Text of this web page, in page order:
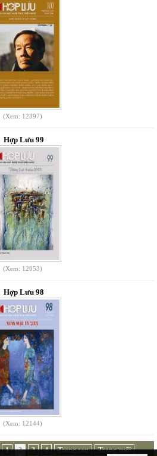
(Xem: 12397)
Hợp Lưu 99
(Xem: 12053)
Hợp Lưu 98
(Xem: 12144)
1 2 3 4 Trang sau Trang cuối